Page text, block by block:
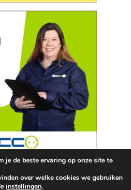
je de beste ervaring op onze site te
over welke cookies we gebruiken
instellingen.